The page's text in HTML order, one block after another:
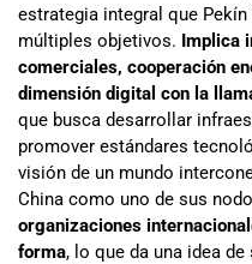
estrategia integral que
múltiples objetivos. Implica
comerciales, cooperación
dimensión digital con la
que busca desarrollar
promover estándares
visión de un mundo
China como uno de sus
organizaciones
forma, lo que da una idea